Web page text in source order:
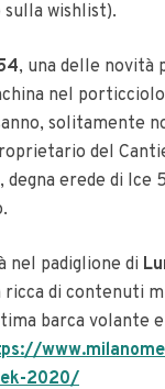
wishlist).
, una delle novità
nel
solitamente
del
erede di Ice
nel padiglione di
ricca di contenuti
barca volante
2020/